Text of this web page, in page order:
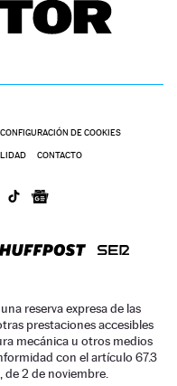
CONFIGURACIÓN DE COOKIES
CONTACTO
reserva expresa de las
prestaciones accesibles
mecánica u otros medios
con el artículo 67.3
2 de noviembre.